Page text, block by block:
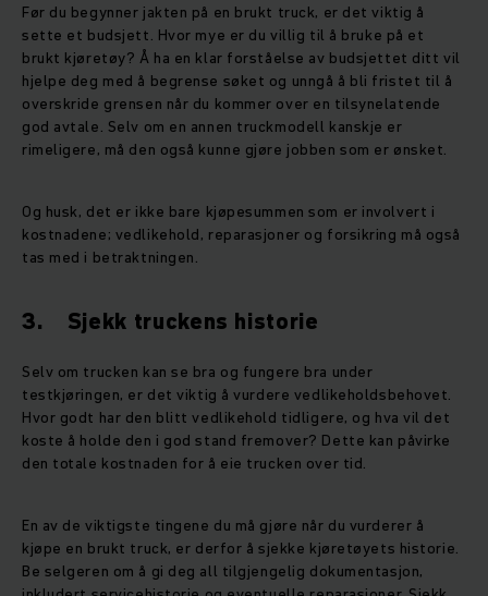
Før du begynner jakten på en brukt truck, er det viktig å
sette et budsjett. Hvor mye er du villig til å bruke på et
brukt kjøretøy? Å ha en klar forståelse av budsjettet ditt vil
hjelpe deg med å begrense søket og unngå å bli fristet til å
overskride grensen når du kommer over en tilsynelatende
god avtale. Selv om en annen truckmodell kanskje er
rimeligere, må den også kunne gjøre jobben som er ønsket.
Og husk, det er ikke bare kjøpesummen som er involvert i
kostnadene; vedlikehold, reparasjoner og forsikring må også
tas med i betraktningen.
3. Sjekk truckens historie
Selv om trucken kan se bra og fungere bra under
testkjøringen, er det viktig å vurdere vedlikeholdsbehovet.
Hvor godt har den blitt vedlikehold tidligere, og hva vil det
koste å holde den i god stand fremover? Dette kan påvirke
den totale kostnaden for å eie trucken over tid.
En av de viktigste tingene du må gjøre når du vurderer å
kjøpe en brukt truck, er derfor å sjekke kjøretøyets historie.
Be selgeren om å gi deg all tilgjengelig dokumentasjon,